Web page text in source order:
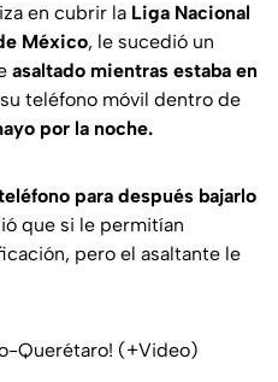
en cubrir la Liga Nacional
México, le sucedió un
asaltado mientras estaba en
teléfono móvil dentro de
por la noche.
para después bajarlo
que si le permitían
pero el asaltante le
Querétaro! (+Video)